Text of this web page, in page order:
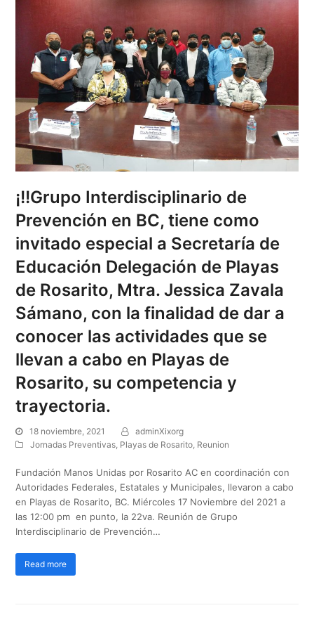
¡!!Grupo Interdisciplinario de
Prevención en BC, tiene como
invitado especial a Secretaría de
Educación Delegación de Playas
de Rosarito, Mtra. Jessica Zavala
Sámano, con la finalidad de dar a
conocer las actividades que se
llevan a cabo en Playas de
Rosarito, su competencia y
trayectoria.
18 noviembre, 2021
adminXixorg
Jornadas Preventivas Playas de Rosarito Reunion
Fundación Manos Unidas por Rosarito AC en coordinación con
Autoridades Federales, Estatales y Municipales, llevaron a cabo
en Playas de Rosarito, BC. Miércoles 17 Noviembre del 2021 a
las 12:00 pm en punto, la 22va. Reunión de Grupo
Interdisciplinario de Prevención…
Read more